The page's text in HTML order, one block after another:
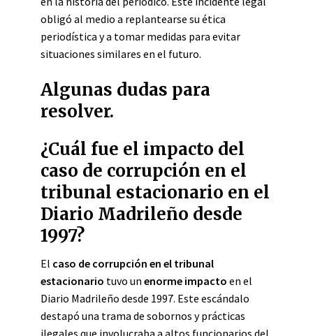
obligó al medio a replantearse su ética
periodística y a tomar medidas para evitar
situaciones similares en el futuro.
Algunas dudas para
resolver.
¿Cuál fue el impacto del
caso de corrupción en el
tribunal estacionario en el
Diario Madrileño desde
1997?
El caso de corrupción en el tribunal
estacionario tuvo un enorme impacto en el
Diario Madrileño desde 1997. Este escándalo
destapó una trama de sobornos y prácticas
ilegales que involucraba a altos funcionarios del